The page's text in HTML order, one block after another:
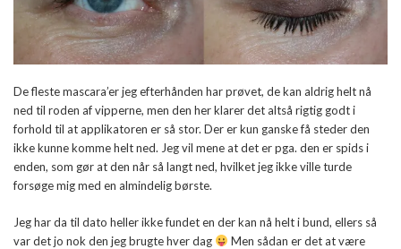
De fleste mascara’er jeg efterhånden har prøvet, de kan aldrig helt nå
ned til roden af vipperne, men den her klarer det altså rigtig godt i
forhold til at applikatoren er så stor. Der er kun ganske få steder den
ikke kunne komme helt ned. Jeg vil mene at det er pga. den er spids i
enden, som gør at den når så langt ned, hvilket jeg ikke ville turde
forsøge mig med en almindelig børste.
Jeg har da til dato heller ikke fundet en der kan nå helt i bund, ellers så
var det jo nok den jeg brugte hver dag
Men sådan er det at være